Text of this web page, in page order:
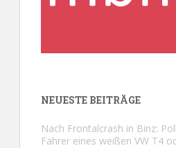
NEUESTE BEITRÄGE
Nach Frontalcrash in Binz:
Fahrer eines weißen VW T4